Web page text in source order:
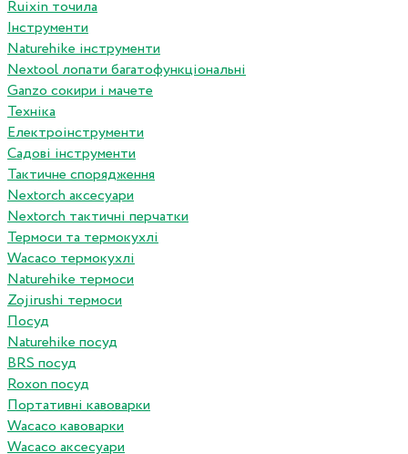
Ruixin точила
Інструменти
Naturehike інструменти
Nextool лопати багатофункціональні
Ganzo сокири і мачете
Техніка
Електроінструменти
Садові інструменти
Тактичне спорядження
Nextorch аксесуари
Nextorch тактичні перчатки
Термоси та термокухлі
Wacaco термокухлі
Naturehike термоси
Zojirushi термоси
Посуд
Naturehike посуд
BRS посуд
Roxon посуд
Портативні кавоварки
Wacaco кавоварки
Wacaco аксесуари